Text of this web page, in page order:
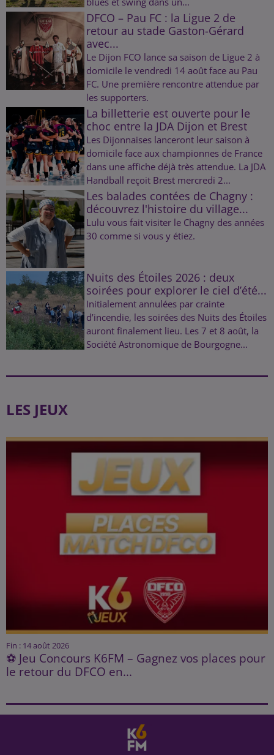
DFCO – Pau FC : la Ligue 2 de
retour au stade Gaston-Gérard
avec...
Le Dijon FCO lance sa saison de Ligue 2 à
domicile le vendredi 14 août face au Pau
FC. Une première rencontre attendue par
les supporters.
La billetterie est ouverte pour le
choc entre la JDA Dijon et Brest
Les Dijonnaises lanceront leur saison à
domicile face aux championnes de France
dans une affiche déjà très attendue. La JDA
Handball reçoit Brest mercredi 2...
Les balades contées de Chagny :
découvrez l'histoire du village...
Lulu vous fait visiter le Chagny des années
30 comme si vous y étiez.
Nuits des Étoiles 2026 : deux
soirées pour explorer le ciel d’été...
Initialement annulées par crainte
d’incendie, les soirées des Nuits des Étoiles
auront finalement lieu. Les 7 et 8 août, la
Société Astronomique de Bourgogne...
LES JEUX
Fin : 14 août 2026
⚽ Jeu Concours K6FM – Gagnez vos places pour
le retour du DFCO en...